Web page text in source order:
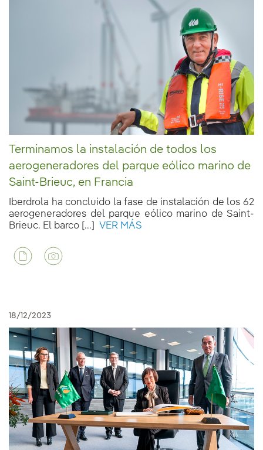
Terminamos la instalación de todos los
aerogeneradores del parque eólico marino de
Saint-Brieuc, en Francia
Iberdrola ha concluido la fase de instalación de los 62
aerogeneradores del parque eólico marino de Saint-
Brieuc. El barco [...]
VER MÁS
18/12/2023